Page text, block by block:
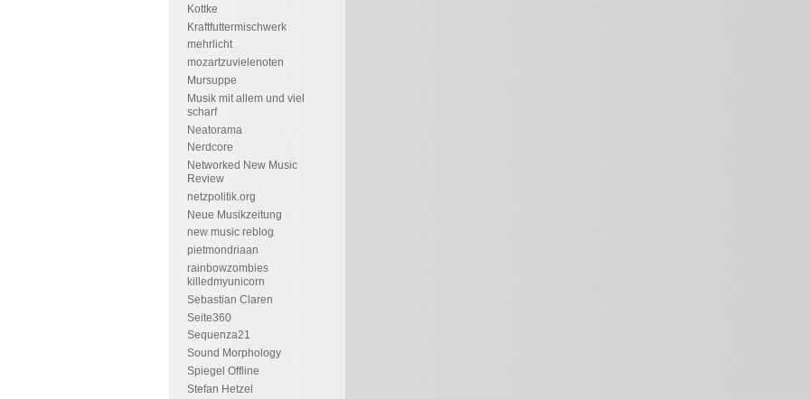
Kottke
Kraftfuttermischwerk
mehrlicht
mozartzuvielenoten
Mursuppe
Musik mit allem und viel
scharf
Neatorama
Nerdcore
Networked New Music
Review
netzpolitik.org
Neue Musikzeitung
new music reblog
pietmondriaan
rainbowzombies
killedmyunicorn
Sebastian Claren
Seite360
Sequenza21
Sound Morphology
Spiegel Offline
Stefan Hetzel